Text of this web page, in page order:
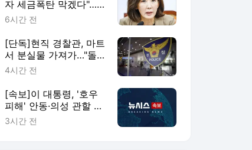
자 세금폭탄 막겠다"…
소득세법 개정안 발의
6시간 전
[단독]현직 경찰관, 마트
서 분실물 가져가…"돌
려주려했다"
4시간 전
[속보]이 대통령, '호우
피해' 안동·의성 관할 4
개 면 특별재난지역 선
3시간 전